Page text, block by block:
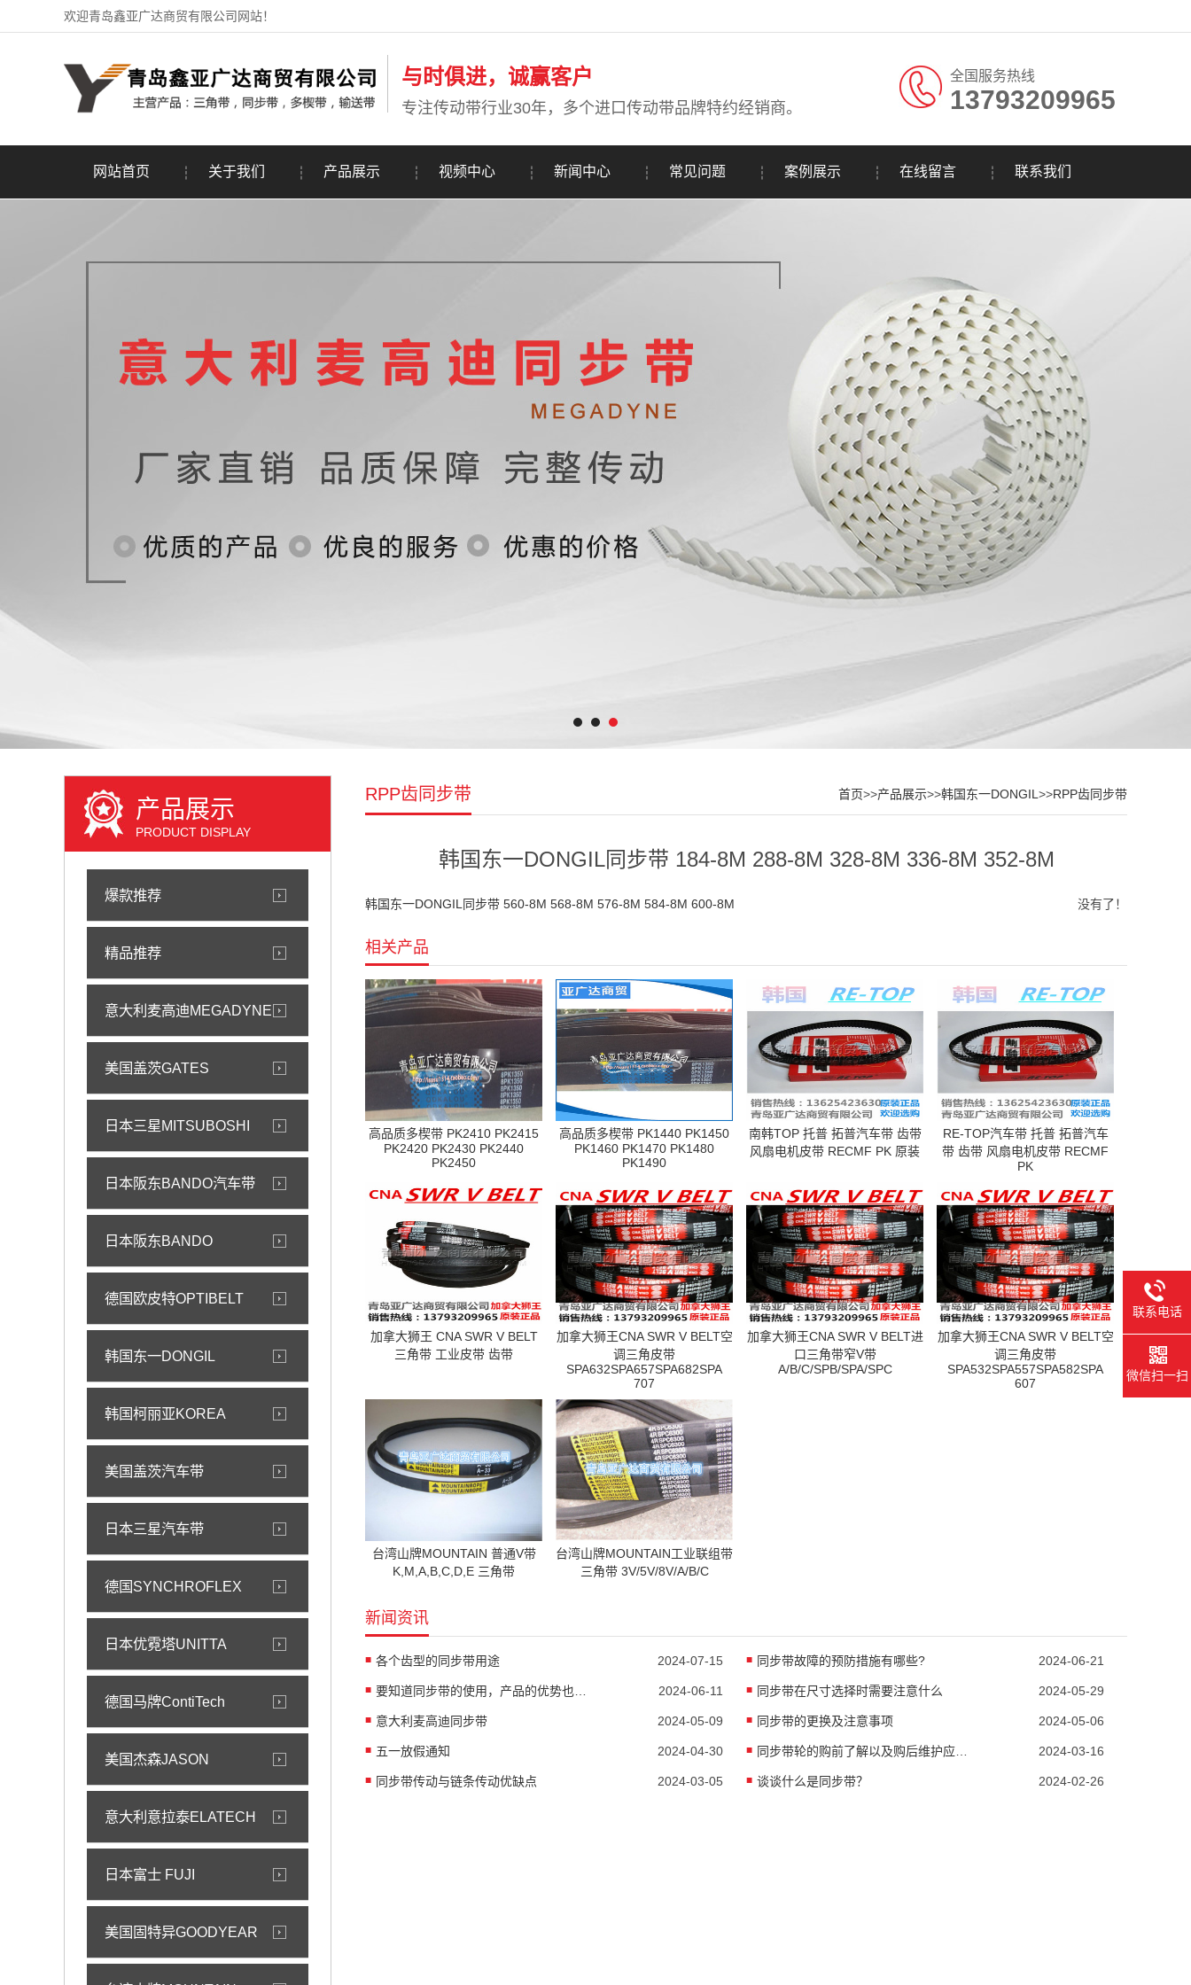
欢迎青岛鑫亚广达商贸有限公司网站！
与时俱进，诚赢客户
专注传动带行业30年，多个进口传动带品牌特约经销商。
全国服务热线
13793209965
网站首页 关于我们 产品展示 视频中心 新闻中心 常见问题 案例展示 在线留言 联系我们
产品展示
PRODUCT DISPLAY
爆款推荐
精品推荐
意大利麦高迪MEGADYNE
美国盖茨GATES
日本三星MITSUBOSHI
日本阪东BANDO汽车带
日本阪东BANDO
德国欧皮特OPTIBELT
韩国东一DONGIL
韩国柯丽亚KOREA
美国盖茨汽车带
日本三星汽车带
德国SYNCHROFLEX
日本优霓塔UNITTA
德国马牌ContiTech
美国杰森JASON
意大利意拉泰ELATECH
日本富士 FUJI
美国固特异GOODYEAR
RPP齿同步带 首页>>产品展示>>韩国东一DONGIL >>RPP齿同步带
韩国东一DONGIL同步带 184-8M 288-8M 328-8M 336-8M 352-8M
韩国东一DONGIL同步带 560-8M 568-8M 576-8M 584-8M 600-8M 没有了！
相关产品
高品质多楔带 PK2410 PK2415
PK2420 PK2430 PK2440
PK2450
高品质多楔带 PK1440 PK1450
PK1460 PK1470 PK1480
PK1490
南韩TOP 托普 拓普汽车带 齿带
风扇电机皮带 RECMF PK 原装
RE-TOP汽车带 托普 拓普汽车
带 齿带 风扇电机皮带 RECMF
PK
加拿大狮王 CNA SWR V BELT
三角带 工业皮带 齿带
加拿大狮王CNA SWR V BELT空
调三角皮带
SPA632SPA657SPA682SPA
707
加拿大狮王CNA SWR V BELT进
口三角带窄V带
A/B/C/SPB/SPA/SPC
加拿大狮王CNA SWR V BELT空
调三角皮带
SPA532SPA557SPA582SPA
607
台湾山牌MOUNTAIN 普通V带
K,M,A,B,C,D,E 三角带
台湾山牌MOUNTAIN工业联组带
三角带 3V/5V/8V/A/B/C
新闻资讯
各个齿型的同步带用途 2024-07-15 同步带故障的预防措施有哪些? 2024-06-21
2024-06-11 同步带在尺寸选择时需要注意什么 2024-05-29
意大利麦高迪同步带 2024-05-09 同步带的更换及注意事项 2024-05-06
五一放假通知 2024-04-30 同步带轮的购前了解以及购后维护应该怎么做? 2024-03-16
同步带传动与链条传动优缺点 2024-03-05 谈谈什么是同步带？ 2024-02-26
联系电话
微信扫一扫